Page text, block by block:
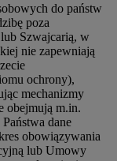
do państw
poza
Szwajcarią, w
nie zapewniają
ochrony),
mechanizmy
obejmują m.in.
dane
obowiązywania
lub Umowy